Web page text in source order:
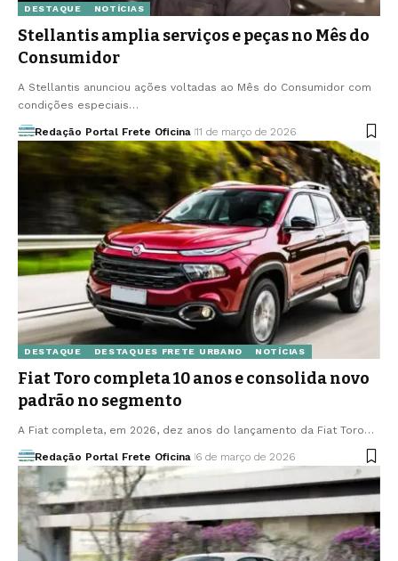
DESTAQUE NOTÍCIAS
Stellantis amplia serviços e peças no Mês do
Consumidor
A Stellantis anunciou ações voltadas ao Mês do Consumidor com
condições especiais…
Redação Portal Frete Oficina 11 de março de 2026
DESTAQUE DESTAQUES FRETE URBANO NOTÍCIAS
Fiat Toro completa 10 anos e consolida novo
padrão no segmento
A Fiat completa, em 2026, dez anos do lançamento da Fiat Toro…
Redação Portal Frete Oficina 6 de março de 2026